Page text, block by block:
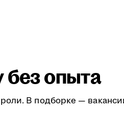
без опыта
В подборке —